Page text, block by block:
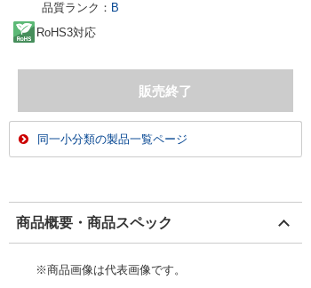
品質ランク： B
RoHS3対応
同一小分類の製品一覧ページ
商品概要・商品スペック
※商品画像は代表画像です。